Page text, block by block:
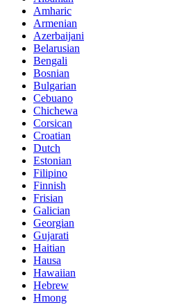
Amharic
Armenian
Azerbaijani
Belarusian
Bengali
Bosnian
Bulgarian
Cebuano
Chichewa
Corsican
Croatian
Dutch
Estonian
Filipino
Finnish
Frisian
Galician
Georgian
Gujarati
Haitian
Hausa
Hawaiian
Hebrew
Hmong